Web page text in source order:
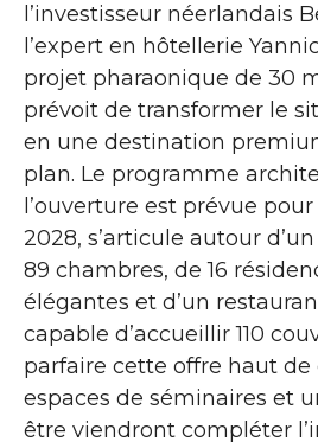
l’investisseur néerlandais
l’expert en hôtellerie
projet pharaonique de 30
prévoit de transformer le
en une destination
plan. Le programme
l’ouverture est prévue
2028, s’articule autour
89 chambres, de 16
élégantes et d’un
capable d’accueillir 110
parfaire cette offre haut de
espaces de séminaires et
être viendront compléter